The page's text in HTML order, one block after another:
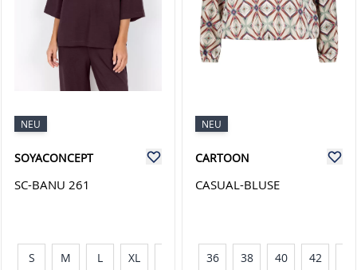
NEU
SOYACONCEPT
SC-BANU 261
S M L XL
NEU
CARTOON
CASUAL-BLUSE
36 38 40 42